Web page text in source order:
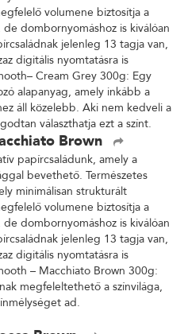
minimálisan strukturált
volumene biztosítja a
dombornyomáshoz is kiválóan
jelenleg 13 tagja van,
digitális nyomtatásra is
Cream Grey 300g: Egy
alapanyag, amely inkább a
áll közelebb. Aki nem kedveli a
választhatja ezt a színt.
Brown
papírcsaládunk, amely a
bevethető. Természetes
minimálisan strukturált
volumene biztosítja a
dombornyomáshoz is kiválóan
jelenleg 13 tagja van,
digitális nyomtatásra is
– Macchiato Brown 300g:
megfeleltethető a színvilága,
ad.